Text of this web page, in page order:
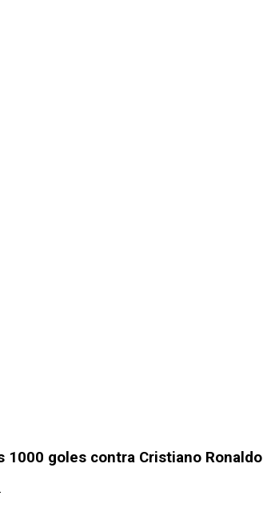
1000 goles contra Cristiano Ronaldo